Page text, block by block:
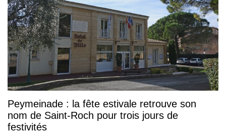
Peymeinade : la fête estivale retrouve son
nom de Saint-Roch pour trois jours de
festivités